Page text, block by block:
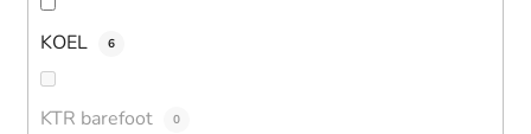
KOEL 6
KTR barefoot 0